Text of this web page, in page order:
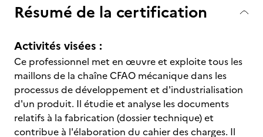
Résumé de la certification
Activités visées :
Ce professionnel met en œuvre et exploite tous les
maillons de la chaîne CFAO mécanique dans les
processus de développement et d'industrialisation
d'un produit. Il étudie et analyse les documents
relatifs à la fabrication (dossier technique) et
contribue à l'élaboration du cahier des charges. Il